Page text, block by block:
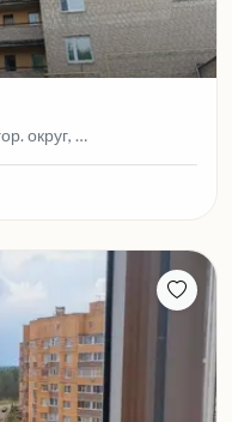
округ, …